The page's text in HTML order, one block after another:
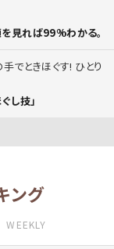
見れば99%わかる。
でときほぐす! ひとり
し技」
ング
WEEKLY